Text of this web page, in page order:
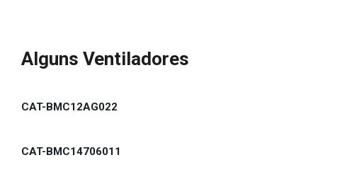
Alguns Ventiladores
CAT-BMC12AG022
CAT-BMC14706011